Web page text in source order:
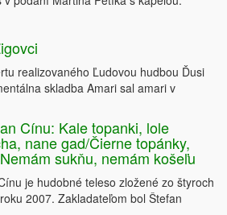
realizovaného Ľudovou hudbou Ďusi
skladba Amari sal amari v
Cínu: Kale topanki, lole
nane gad/Čierne topánky,
sukňu, nemám košeľu
je hudobné teleso zložené zo štyroch
2007. Zakladateľom bol Štefan